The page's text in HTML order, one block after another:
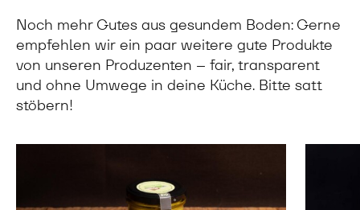
Noch mehr Gutes aus gesundem Boden: Gerne
empfehlen wir ein paar weitere gute Produkte
von unseren Produzenten – fair, transparent
und ohne Umwege in deine Küche. Bitte satt
stöbern!